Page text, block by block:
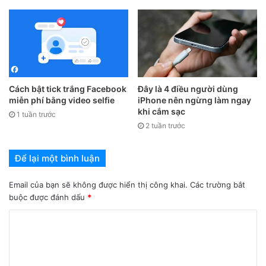
các chấm tròn ở các góc (nếu cần) để xác định vùng tài liệu
sẽ được quét.
Cách bật tick trắng Facebook
miễn phí bằng video selfie
1 tuần trước
Đây là 4 điều người dùng
iPhone nên ngừng làm ngay
khi cắm sạc
2 tuần trước
Để lại một bình luận
Email của bạn sẽ không được hiển thị công khai. Các trường bắt
buộc được đánh dấu *